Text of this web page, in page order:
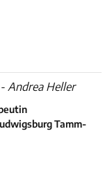
Andrea Heller
Tamm-